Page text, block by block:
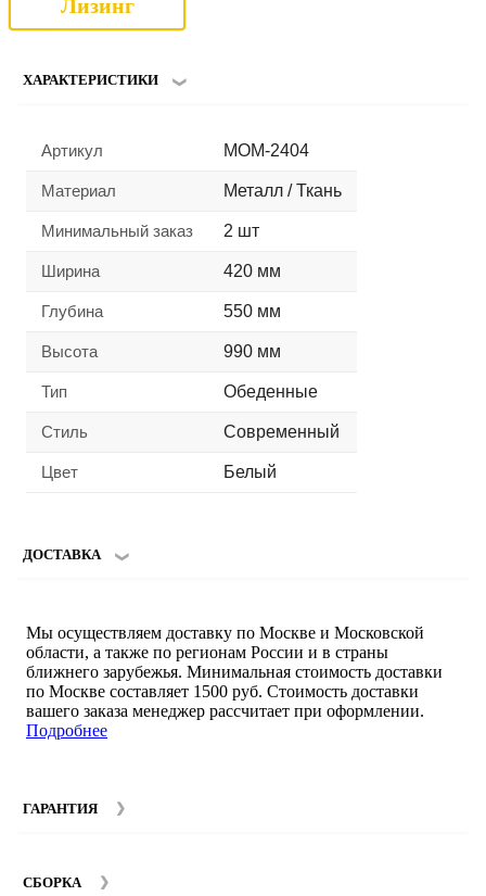
Лизинг
ХАРАКТЕРИСТИКИ
Артикул MOM-2404
Материал Металл / Ткань
Минимальный заказ 2 шт
Ширина 420 мм
Глубина 550 мм
Высота 990 мм
Тип Обеденные
Стиль Современный
Цвет Белый
ДОСТАВКА
Мы осуществляем доставку по Москве и Московской
области, а также по регионам России и в страны
ближнего зарубежья. Минимальная стоимость доставки
по Москве составляет 1500 руб. Стоимость доставки
вашего заказа менеджер рассчитает при оформлении.
Подробнее
ГАРАНТИЯ
составляет 12 месяцев с момента покупки при
СБОРКА